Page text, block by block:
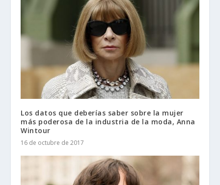
Los datos que deberías saber sobre la mujer
más poderosa de la industria de la moda, Anna
Wintour
16 de octubre de 2017